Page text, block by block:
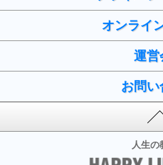
オンライ
運営
お問い
人生の